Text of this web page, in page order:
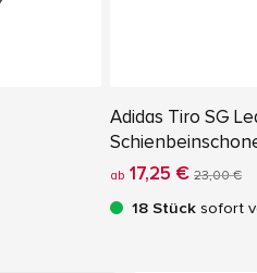
Adidas Tiro SG
ab 17,25 € 23,00 €
18 Stück sofort